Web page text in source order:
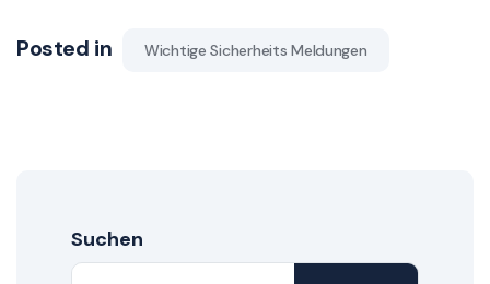
Posted in Wichtige Sicherheits Meldungen
Suchen